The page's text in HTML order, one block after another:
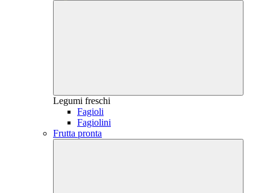
Legumi freschi
Fagioli
Fagiolini
Frutta pronta